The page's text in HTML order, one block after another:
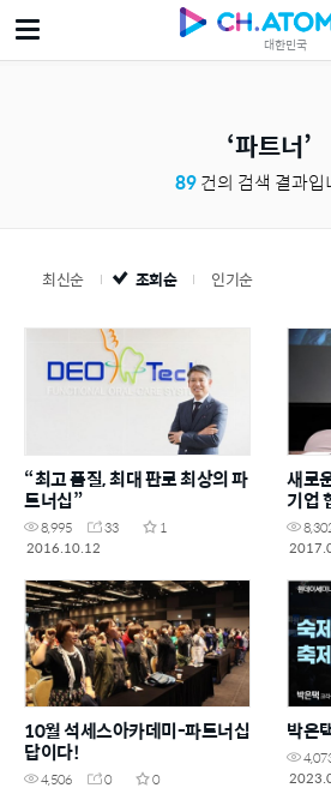
대한민국
파트너
89건의 검색 결과입
최신순 조회순 인기순
“최고 품질, 최대 판로 최상의 파
트너십”
8,995 33
1
2016.10.12
새로
기업
미
10월 석세스아카데미-파트너십
답이다!
4,506 0
0
박은